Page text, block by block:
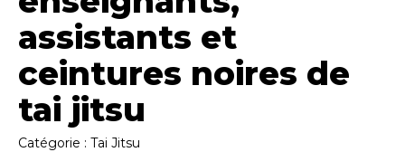
assistants et
ceintures noires de
tai jitsu
Catégorie : Tai Jitsu